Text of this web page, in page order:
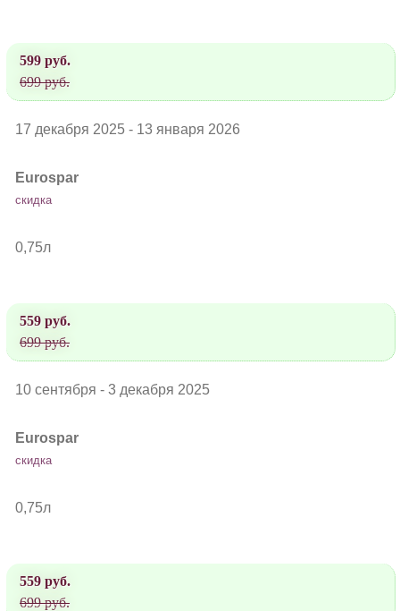
599 руб.
699 руб.
17 декабря 2025 - 13 января 2026
Eurospar
скидка
0,75л
559 руб.
699 руб.
10 сентября - 3 декабря 2025
Eurospar
скидка
0,75л
559 руб.
699 руб.